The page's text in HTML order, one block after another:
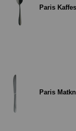
Paris
Paris